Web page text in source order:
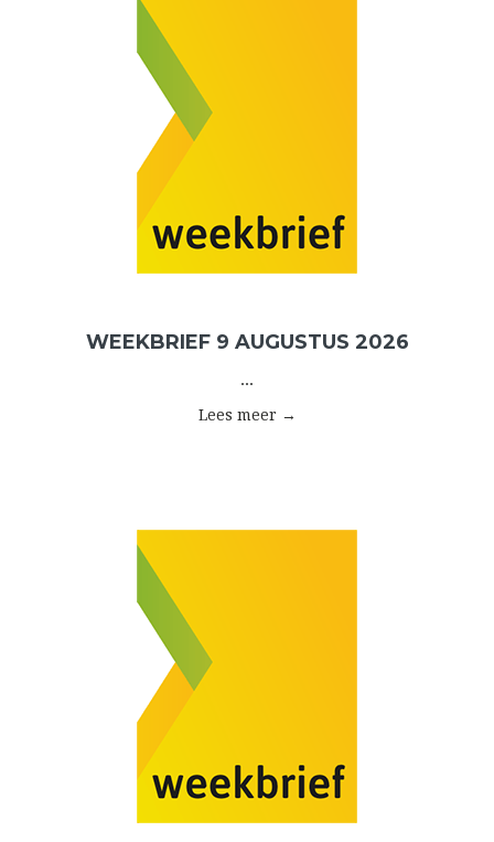
WEEKBRIEF 9 AUGUSTUS 2026
...
Lees meer →